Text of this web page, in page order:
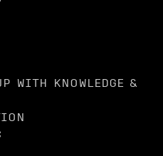
WITH KNOWLEDGE &